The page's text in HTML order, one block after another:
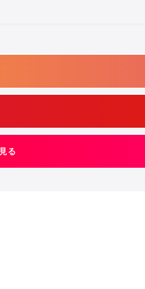
る